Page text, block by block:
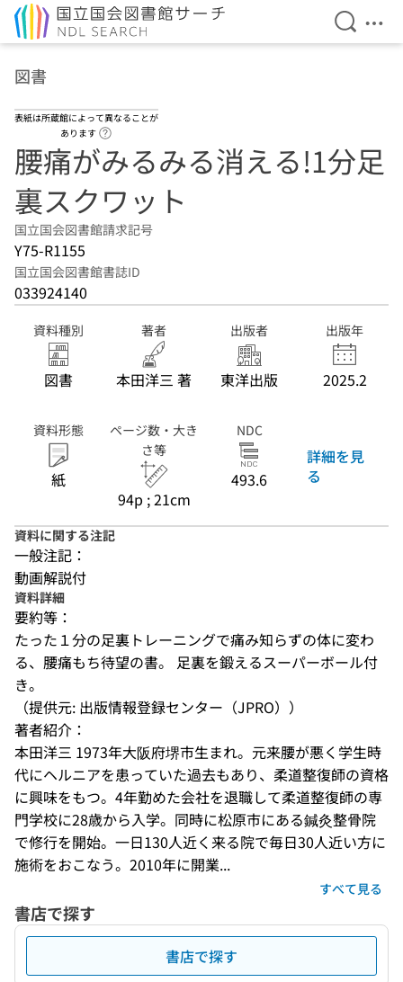
検索を
メ
図書
表紙は所蔵館によって異なることが
あります
腰痛がみるみる消える!1分足
裏スクワット
国立国会図書館請求記号
Y75-R1155
国立国会図書館書誌ID
033924140
資料種別
図書
著者
本田洋三 著
出版者
東洋出版
出版年
2025.2
資料形態
紙
ページ数・大き
さ等
94p ; 21cm
NDC
493.6
詳細を見
る
資料に関する注記
一般注記：
動画解説付
資料詳細
要約等：
たった１分の足裏トレーニングで痛み知らずの体に変わ
る、腰痛もち待望の書。 足裏を鍛えるスーパーボール付
き。
（提供元: 出版情報登録センター（JPRO））
著者紹介：
本田洋三 1973年大阪府堺市生まれ。元来腰が悪く学生時
代にヘルニアを患っていた過去もあり、柔道整復師の資格
に興味をもつ。4年勤めた会社を退職して柔道整復師の専
門学校に28歳から入学。同時に松原市にある鍼灸整骨院
で修行を開始。一日130人近く来る院で毎日30人近い方に
施術をおこなう。2010年に開業...
すべて見る
書店で探す
書店で探す